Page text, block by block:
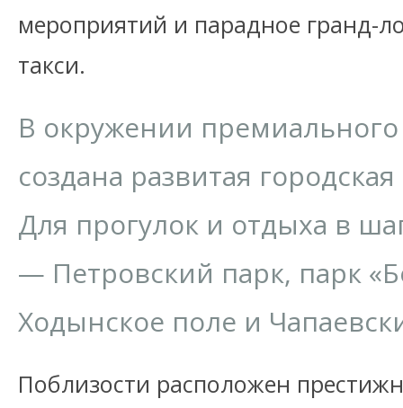
мероприятий и парадное гранд-
такси.
В окружении
создана развитая
Для прогулок и отдыха в
— Петровский парк, парк
Ходынское поле и
Поблизости расположен